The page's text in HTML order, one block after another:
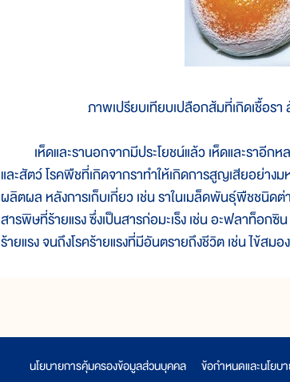
ภาพเปรียบเทียบเปลือกส้มที่เกิดเชื้อรา
เห็ดและรานอกจากมีประโยชน์แล้ว เห็ดและราอีกหล
และสัตว์ โรคพืชที่เกิดจากราทำให้เกิดการสูญเสียอย่าง
ผลิตผล หลังการเก็บเกี่ยว เช่น ราในเมล็ดพันธุ์พืชชนิด
สารพิษที่ร้ายแรง ซึ่งเป็นสารก่อมะเร็ง เช่น อะฟลาท็อกซิ
ร้ายแรง จนถึงโรคร้ายแรงที่มีอันตรายถึงชีวิต เช่น ไข้ส
นโยบายการคุ้มครองข้อมูลส่วนบุคคล ข้อกำหนดและนโยบ